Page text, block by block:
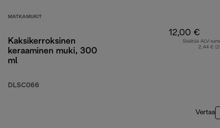
MATKAMUKIT
Kaksikerroksinen
keraaminen muki, 300
ml
DLSC066
12,00 €
Sisältää ALV-
2,44 €
Vertaa